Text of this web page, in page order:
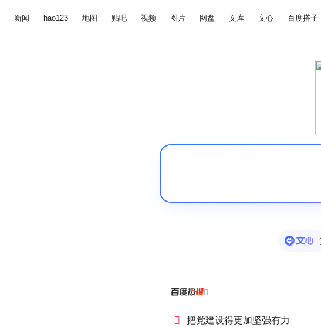
新闻 hao123 地图 贴吧 视频 图片 网盘 文库 文心 百度搭子

 把党建设得更加坚强有力